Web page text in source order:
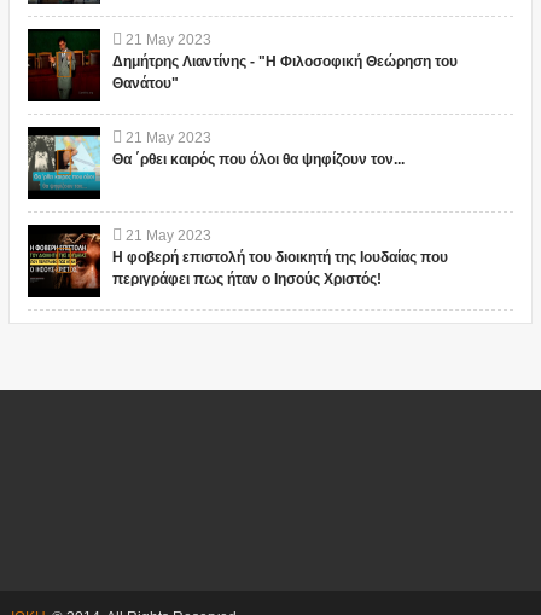
21 May 2023
Δημήτρης Λιαντίνης - "Η Φιλοσοφική Θεώρηση του
Θανάτου"
21 May 2023
Θα ΄ρθει καιρός που όλοι θα ψηφίζουν τον...
21 May 2023
Η φοβερή επιστολή του διοικητή της Ιουδαίας που
περιγράφει πως ήταν ο Ιησούς Χριστός!